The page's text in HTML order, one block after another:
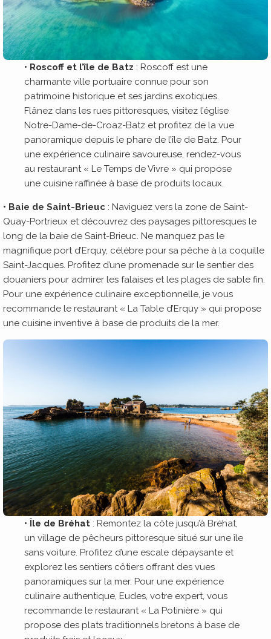
• Roscoff et l’île de Batz : Roscoff est une
charmante ville portuaire connue pour son
patrimoine historique et ses jardins exotiques.
Flânez dans les rues pittoresques, visitez l’église
Notre-Dame-de-Croaz-Batz et profitez de la vue
panoramique depuis le phare de l’île de Batz. Pour
une expérience culinaire savoureuse, rendez-vous
au restaurant « Le Temps de Vivre » qui propose
une cuisine raffinée à base de produits locaux.
• Baie de Saint-Brieuc : Naviguez vers la zone de Saint-
Quay-Portrieux et découvrez des paysages pittoresques le
long de la baie de Saint-Brieuc. Ne manquez pas le
magnifique port d’Erquy, célèbre pour sa pêche à la coquille
Saint-Jacques. Profitez d’une promenade sur le sentier des
douaniers pour admirer les falaises et les plages de sable fin.
Pour une expérience culinaire exceptionnelle, je vous
recommande le restaurant « La Table d’Erquy » qui propose
une cuisine inventive à base de produits de la mer.
• Île de Bréhat : Remontez la côte jusqu’à Bréhat,
un village de pêcheurs pittoresque situé sur une île
sans voiture. Profitez d’une escale dépaysante et
explorez les sentiers côtiers offrant des vues
panoramiques sur la mer. Pour une expérience
culinaire authentique, Eudes, votre expert, vous
recommande le restaurant « La Potinière » qui
propose des plats traditionnels bretons à base de